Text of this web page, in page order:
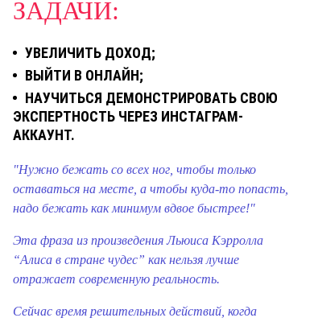
ЗАДАЧИ:
УВЕЛИЧИТЬ ДОХОД;
ВЫЙТИ В ОНЛАЙН;
НАУЧИТЬСЯ ДЕМОНСТРИРОВАТЬ СВОЮ
ЭКСПЕРТНОСТЬ ЧЕРЕЗ ИНСТАГРАМ-
АККАУНТ.
"Нужно бежать со всех ног, чтобы только
оставаться на месте, а чтобы куда-то попасть,
надо бежать как минимум вдвое быстрее!"
Эта фраза из произведения Льюиса Кэрролла
“Алиса в стране чудес” как нельзя лучше
отражает современную реальность.
Сейчас время решительных действий, когда